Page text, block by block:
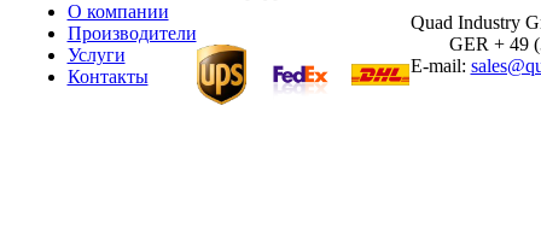
О компании
Производители
Услуги
Контакты
Quad Industry
GER + 49
E-mail: